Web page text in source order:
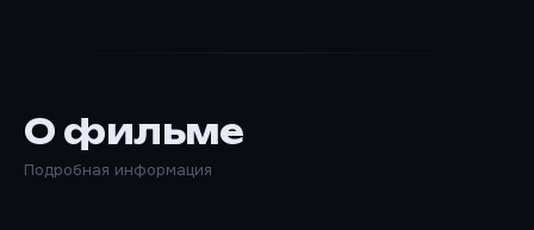
О фильме
Подробная информация